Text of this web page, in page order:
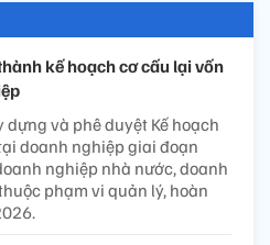
kế hoạch cơ cấu lại vốn
và phê duyệt Kế hoạch
doanh nghiệp giai đoạn
nghiệp nhà nước, doanh
phạm vi quản lý, hoàn